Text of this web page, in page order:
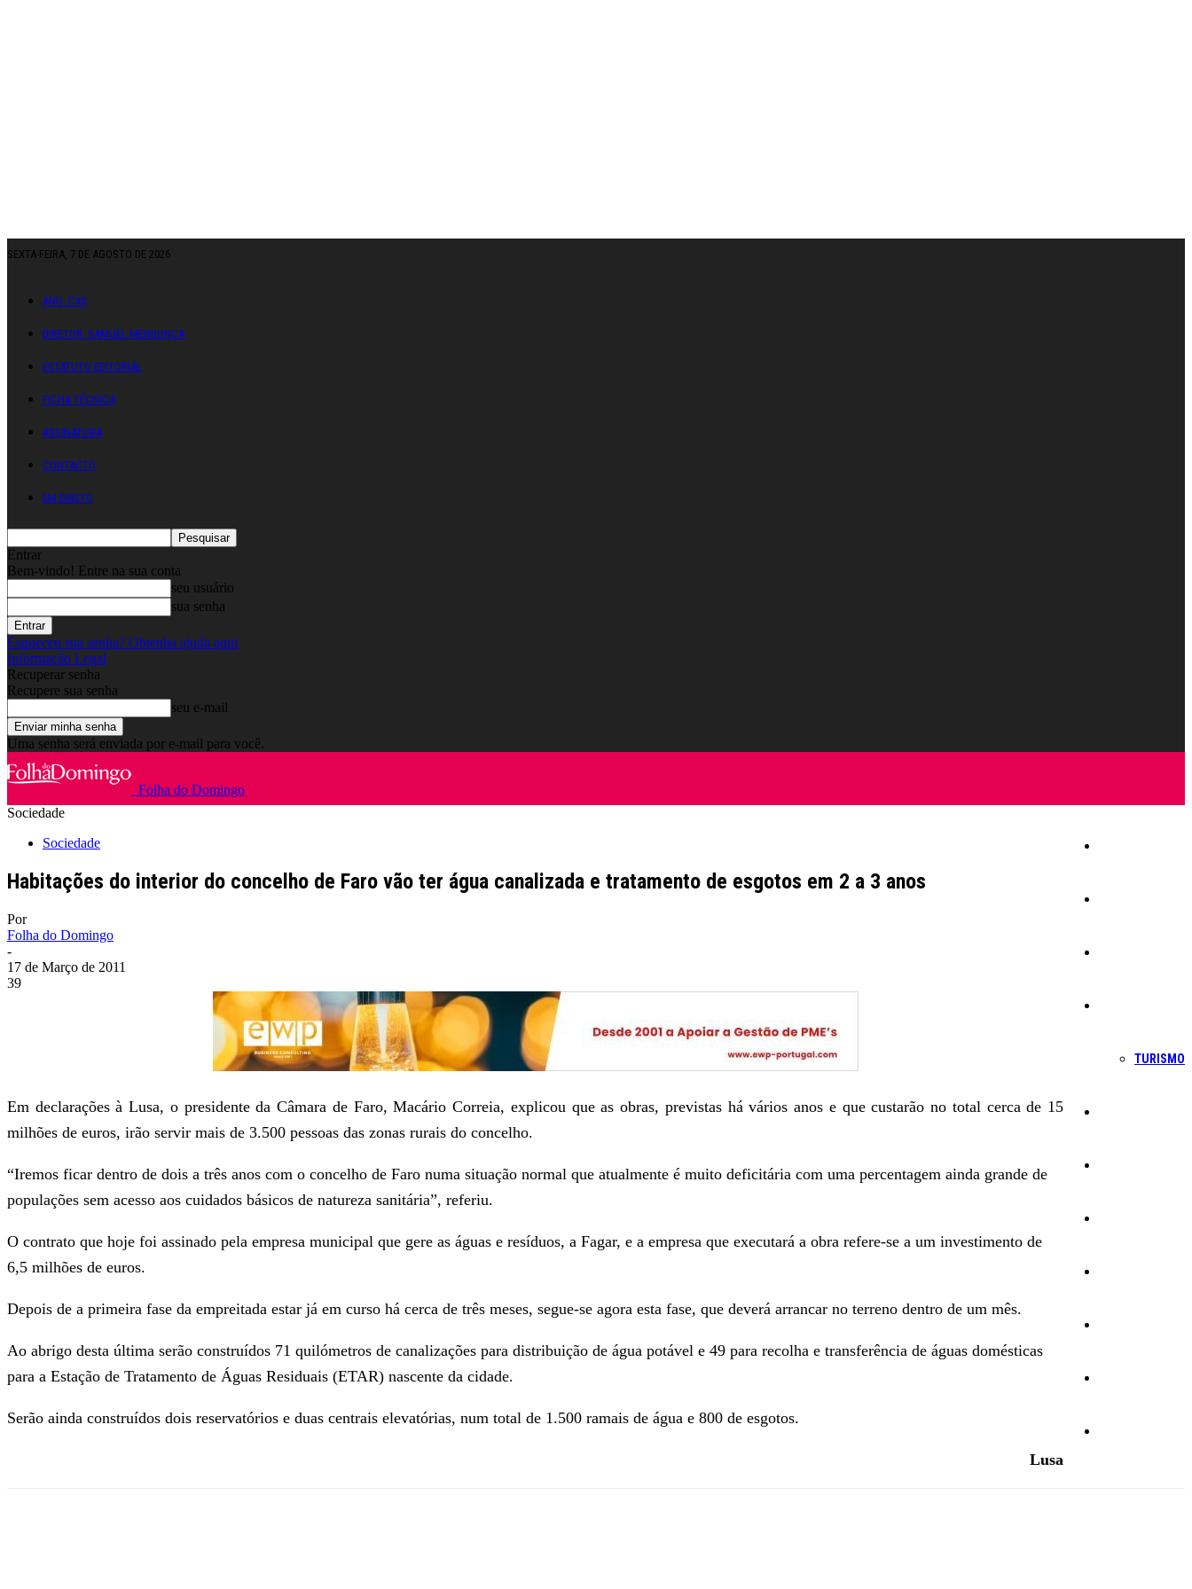
SEXTA-FEIRA, 7 DE AGOSTO DE 2026
ANO: CXII
DIRETOR: SAMUEL MENDONÇA
ESTATUTO EDITORIAL
FICHA TÉCNICA
ASSINATURA
CONTACTO
EM DIRETO
Entrar
Bem-vindo! Entre na sua conta
seu usuário
sua senha
Esqueceu sua senha? Obtenha ajuda aqui
Informação Legal
Recuperar senha
Recupere sua senha
seu e-mail
Uma senha será enviada por e-mail para você.
Folha do Domingo
TURISMO
Sociedade
Sociedade
Habitações do interior do concelho de Faro vão ter água canalizada e tratamento de esgotos em 2 a 3 anos
Por
Folha do Domingo
-
17 de Março de 2011
39
Em declarações à Lusa, o presidente da Câmara de Faro, Macário Correia, explicou que as obras, previstas há vários anos e que custarão no total cerca de 15
milhões de euros, irão servir mais de 3.500 pessoas das zonas rurais do concelho.
“Iremos ficar dentro de dois a três anos com o concelho de Faro numa situação normal que atualmente é muito deficitária com uma percentagem ainda grande de
populações sem acesso aos cuidados básicos de natureza sanitária”, referiu.
O contrato que hoje foi assinado pela empresa municipal que gere as águas e resíduos, a Fagar, e a empresa que executará a obra refere-se a um investimento de
6,5 milhões de euros.
Depois de a primeira fase da empreitada estar já em curso há cerca de três meses, segue-se agora esta fase, que deverá arrancar no terreno dentro de um mês.
Ao abrigo desta última serão construídos 71 quilómetros de canalizações para distribuição de água potável e 49 para recolha e transferência de águas domésticas
para a Estação de Tratamento de Águas Residuais (ETAR) nascente da cidade.
Serão ainda construídos dois reservatórios e duas centrais elevatórias, num total de 1.500 ramais de água e 800 de esgotos.
Lusa